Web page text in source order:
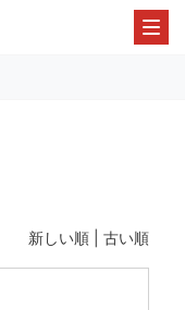
新しい順 | 古い順